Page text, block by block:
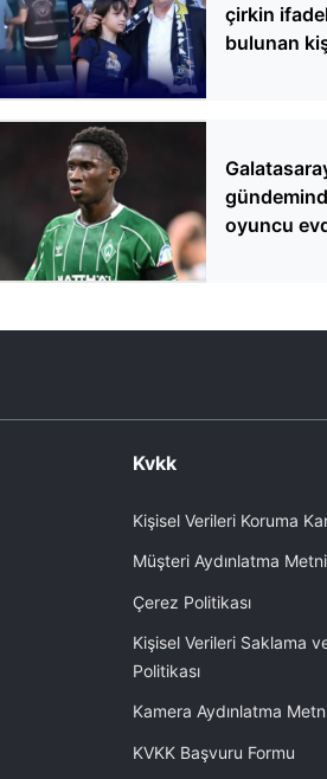
çirkin
bulunan
oyuncu
Kvkk
Kişisel Verileri Koruma
Müşteri Aydınlatma Metni
Çerez Politikası
Kişisel Verileri Saklama
Politikası
Kamera Aydınlatma
KVKK Başvuru Formu